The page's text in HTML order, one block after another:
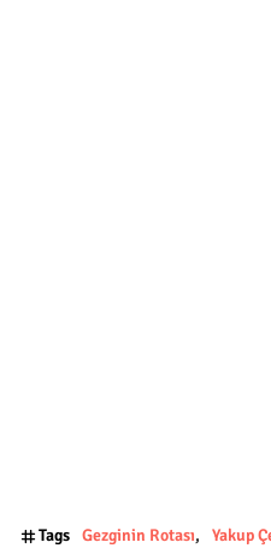
Tags Gezginin Rotası Yakup